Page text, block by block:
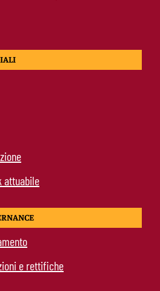
attuabile
e rettifiche